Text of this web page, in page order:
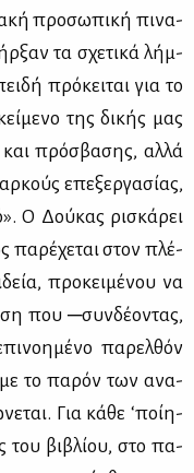
προ­σω­πι­κή πι­να­
τα σχε­τι­κά λήμ­
πρό­κει­ται για το
της δι­κής μας
πρό­σβα­σης, αλ­λά
επε­ξερ­γα­σί­ας,
Ο Δού­κας ρι­σκά­ρει
πα­ρέ­χε­ται στον πλέ­
προ­κει­μέ­νου να
που ─συν­δέ­ο­ντας,
πα­ρελ­θόν
το πα­ρόν των ανα­
Για κά­θε ‘ποί­η­
του βι­βλί­ου, στο πα­